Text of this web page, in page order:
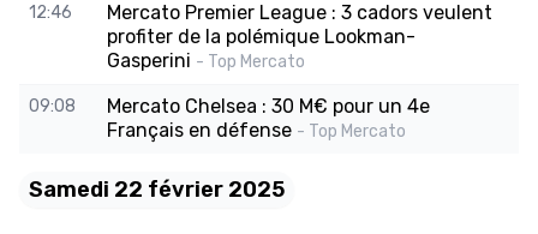
12:46
Mercato Premier League : 3 cadors veulent
profiter de la polémique Lookman-
Gasperini - Top Mercato
09:08
Mercato Chelsea : 30 M€ pour un 4e
Français en défense - Top Mercato
Samedi 22 février 2025